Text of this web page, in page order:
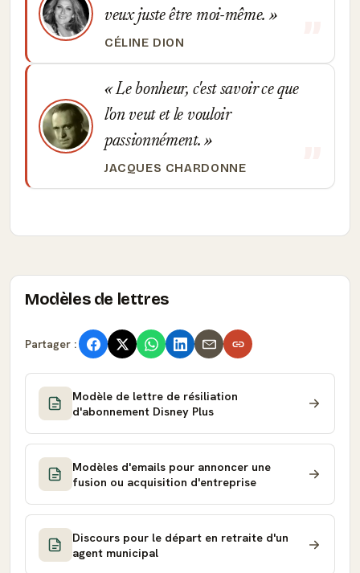
veux juste être moi-même.
CÉLINE DION
Le bonheur, c'est savoir ce que
l'on veut et le vouloir
passionnément.
JACQUES CHARDONNE
Modèles de lettres
Partager :
Modèle de lettre de résiliation
d'abonnement Disney Plus
Modèles d'emails pour annoncer une
fusion ou acquisition d'entreprise
Discours pour le départ en retraite d'un
agent municipal